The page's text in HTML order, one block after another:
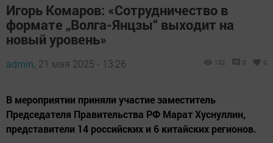
Игорь Комаров: «Сотрудничество в
формате „Волга-Янцзы“ выходит на
новый уровень»
admin, 21 мая 2025 - 13:26 132 0 0
В мероприятии приняли участие заместитель
Председателя Правительства РФ Марат Хуснуллин,
представители 14 российских и 6 китайских регионов.